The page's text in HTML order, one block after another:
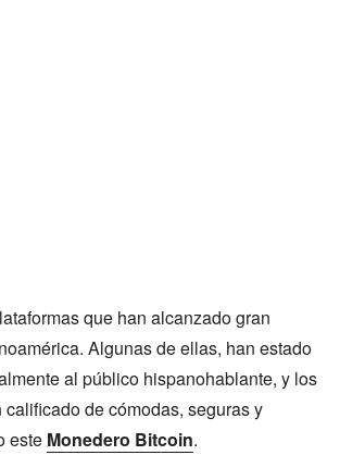
que han alcanzado gran
Algunas de ellas, han estado
al público hispanohablante, y los
de cómodas, seguras y
este Monedero Bitcoin.